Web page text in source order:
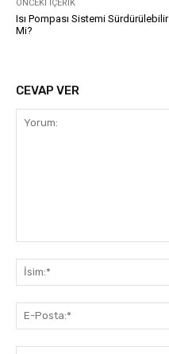
ÖNCEKI İÇERIK
Isı Pompası Sistemi Sürdürülebilir
Mi?
CEVAP VER